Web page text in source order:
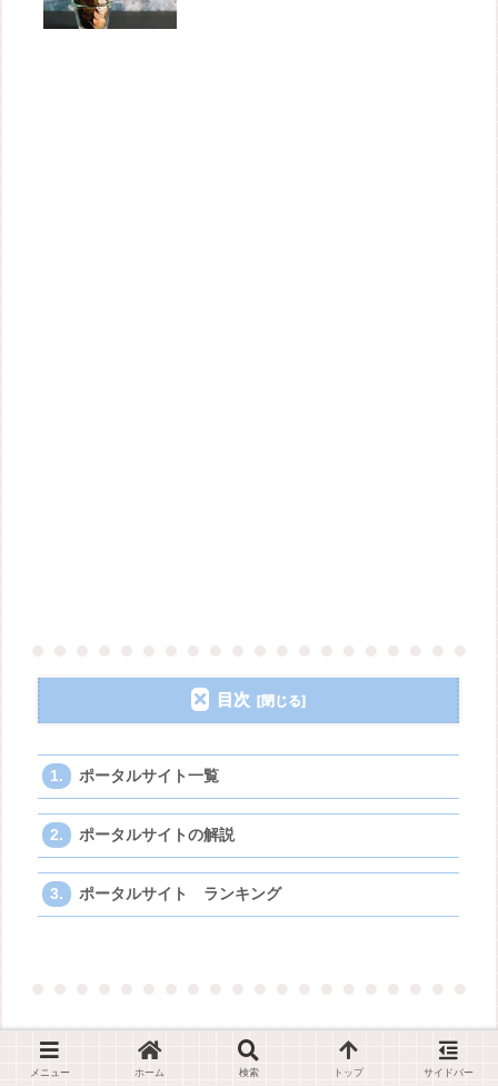
目次
ポータルサイト一覧
ポータルサイトの解説
ポータルサイト ランキング
情報源 サブカテゴリー
メニュー ホーム 検索 トップ サイドバー